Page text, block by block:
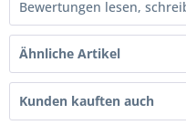
Bewertungen lesen,
Ähnliche Artikel
Kunden kauften auch